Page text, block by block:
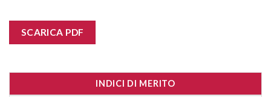
SCARICA PDF
INDICI DI MERITO